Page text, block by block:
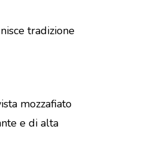
tradizione
mozzafiato
e di alta